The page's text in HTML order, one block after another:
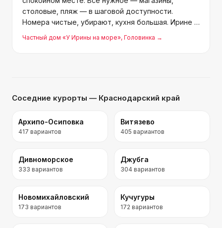
столовые, пляж — в шаговой доступности.
Номера чистые, убирают, кухня большая. Ирине и
Константину желаем здоровья и всего хорошего.
Частный дом «У Ирины на море», Головинка →
Соседние курорты — Краснодарский край
Архипо-Осиповка
417 вариантов
Витязево
405 вариантов
Дивноморское
333 вариантов
Джубга
304 вариантов
Новомихайловский
173 вариантов
Кучугуры
172 вариантов